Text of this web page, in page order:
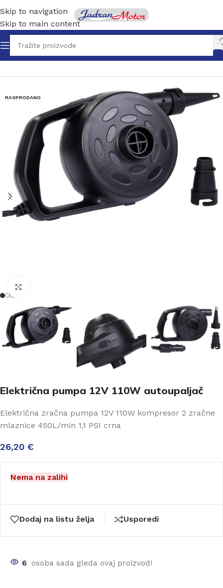
Skip to navigation
Skip to main content
Početna/Gumenjaci-dodatna oprema
RASPRODANO
Električna pumpa 12V 110W autoupaljač
Električna zračna pumpa 12V 110W kompresor 2 zračne
mlaznice 450L/min 1,1 PSI crna
26,20 €
Nema na zalihi
Dodaj na listu želja Usporedi
6 osoba sada gleda ovaj proizvod!